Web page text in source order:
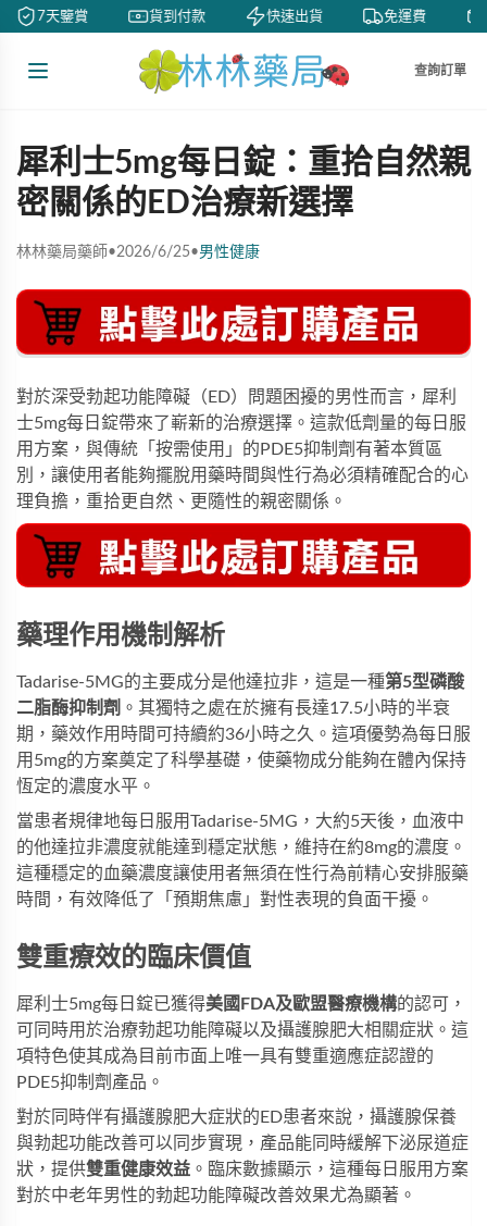
7天鑒賞 貨到付款 快速出貨 免運費
查詢訂單
犀利士5mg每日錠：重拾自然親
密關係的ED治療新選擇
林林藥局藥師•2026/6/25•男性健康
對於深受勃起功能障礙（ED）問題困擾的男性而言， 犀利
士5mg每日錠帶來了嶄新的治療選擇。這款低劑量的每日服
用方案，與傳統「按需使用」的PDE5抑制劑有著本質區
別，讓使用者能夠擺脫用藥時間與性行為必須精確配合的心
理負擔，重拾更自然、更隨性的親密關係。
藥理作用機制解析
Tadarise-5MG的主要成分是他達拉非，這是一種第5型磷酸
二脂酶抑制劑 。其獨特之處在於擁有長達17.5小時的半衰
期，藥效作用時間可持續約36小時之久。這項優勢為每日服
用5mg的方案奠定了科學基礎，使藥物成分能夠在體內保持
恆定的濃度水平。
當患者規律地每日服用Tadarise-5MG，大約5天後，血液中
的他達拉非濃度就能達到穩定狀態，維持在約8mg的濃度。
這種穩定的血藥濃度讓使用者無須在性行為前精心安排服藥
時間，有效降低了「預期焦慮」對性表現的負面干擾。
雙重療效的臨床價值
犀利士5mg每日錠已獲得美國FDA及歐盟醫療機構的認可，
可同時用於治療勃起功能障礙以及攝護腺肥大相關症狀。這
項特色使其成為目前市面上唯一具有雙重適應症認證的
PDE5抑制劑產品。
對於同時伴有攝護腺肥大症狀的ED患者來說， 攝護腺保養
與勃起功能改善可以同步實現，產品能同時緩解下泌尿道症
狀，提供雙重健康效益 。臨床數據顯示，這種每日服用方案
對於中老年男性的勃起功能障礙改善效果尤為顯著。